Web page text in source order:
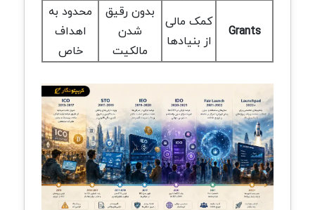
Grants
کمک مالی
از بنیادها
بدون رقیق
شدن
مالکیت
محدود به
اهداف
خاص